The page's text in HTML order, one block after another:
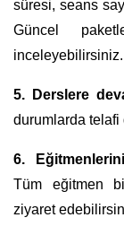
süresi, seans
Güncel
inceleyebilirsiniz.
5. Derslere
durumlarda telafi
6.
Tüm eğitmen
ziyaret